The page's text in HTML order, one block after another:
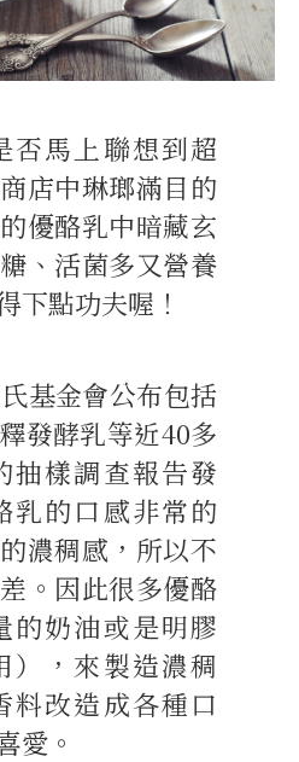
否馬上聯想到超
店中琳瑯滿目的
優酪乳中暗藏玄
、活菌多又營養
下點功夫喔！
基金會公布包括
發酵乳等近40多
抽樣調查報告發
乳的口感非常的
濃稠感，所以不
。因此很多優酪
的奶油或是明膠
），來製造濃稠
料改造成各種口
愛。